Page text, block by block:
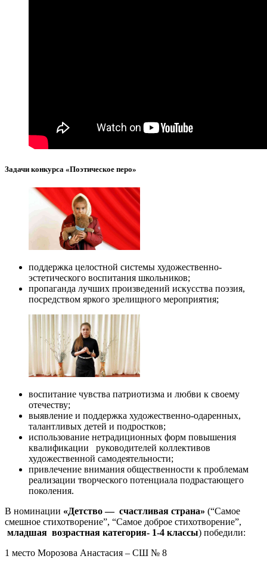
Задачи конкурса «Поэтическое перо»
поддержка целостной системы художественно-
эстетического воспитания школьников;
пропаганда лучших произведений искусства поэзия,
посредством яркого зрелищного мероприятия;
воспитание чувства патриотизма и любви к своему
отечеству;
выявление и поддержка художественно-одаренных,
талантливых детей и подростков;
использование нетрадиционных форм повышения
квалификации руководителей коллективов
художественной самодеятельности;
привлечение внимания общественности к проблемам
реализации творческого потенциала подрастающего
поколения.
В номинации «Детство — счастливая страна» (“Самое
смешное стихотворение”, “Самое доброе стихотворение”,
младшая возрастная категория- 1-4 классы) победили:
1 место Морозова Анастасия – СШ № 8